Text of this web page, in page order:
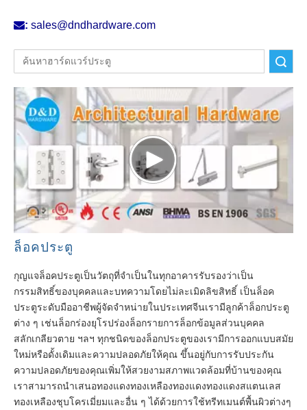
: sales@dndhardware.com
ล็อคประตู
กุญแจล็อคประตูเป็นวัตถุที่จำเป็นในทุกอาคารรับรองว่าเป็น
กรรมสิทธิ์ของบุคคลและบทความโดยไม่ละเมิดลิขสิทธิ์ เป็นล็อค
ประตูระดับมืออาชีพผู้จัดจำหน่ายในประเทศจีนเรามีลูกค้าล็อกประตู
ต่าง ๆ เช่นล็อกร่องยุโรปร่องล็อกรายการล็อกข้อมูลส่วนบุคคล
สลักเกลียวตาย ฯลฯ ทุกชนิดของล็อกประตูของเรามีการออกแบบสมัย
ใหม่หรือดั้งเดิมและความปลอดภัยให้คุณ ขึ้นอยู่กับการรับประกัน
ความปลอดภัยของคุณเพิ่มให้สวยงามสภาพแวดล้อมที่บ้านของคุณ
เราสามารถนำเสนอทองแดงทองเหลืองทองแดงทองแดงสแตนเลส
ทองเหลืองชุบโครเมี่ยมและอื่น ๆ ได้ด้วยการใช้ทรีทเมนต์พื้นผิวต่างๆ